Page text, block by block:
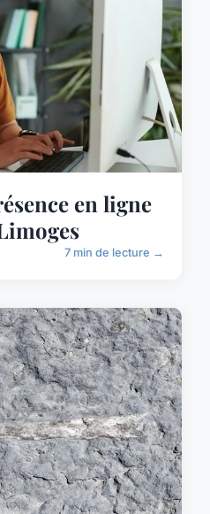
en ligne
7 min de lecture →